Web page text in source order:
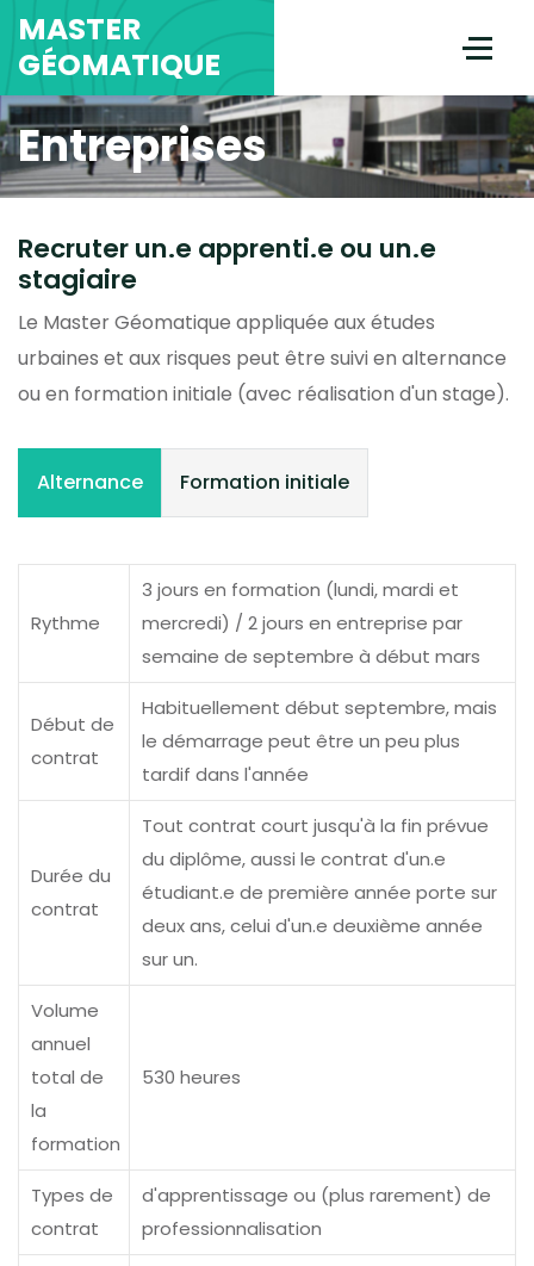
MASTER
GÉOMATIQUE
Entreprises
Recruter un.e apprenti.e ou un.e
stagiaire
Le Master Géomatique appliquée aux études
urbaines et aux risques peut être suivi en alternance
ou en formation initiale (avec réalisation d'un stage).
Alternance Formation initiale
Rythme
3 jours en formation (lundi, mardi et
mercredi) / 2 jours en entreprise par
semaine de septembre à début mars
Début de
contrat
Habituellement début septembre, mais
le démarrage peut être un peu plus
tardif dans l'année
Durée du
contrat
Tout contrat court jusqu'à la fin prévue
du diplôme, aussi le contrat d'un.e
étudiant.e de première année porte sur
deux ans, celui d'un.e deuxième année
sur un.
Volume
annuel
total de
la
formation
530 heures
Types de
contrat
d'apprentissage ou (plus rarement) de
professionnalisation